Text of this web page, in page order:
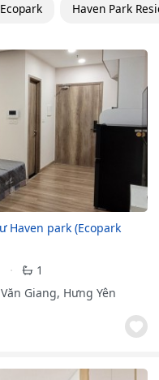
Haven Park
Haven park (Ecopark
1
Giang, Hưng Yên